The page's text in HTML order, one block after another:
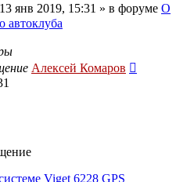
13 янв 2019, 15:31 » в форуме О
автоклуба
Алексей Комаров
Viget 6228 GPS